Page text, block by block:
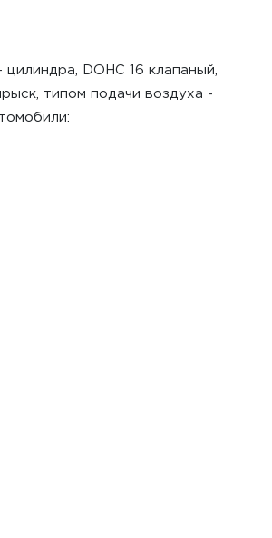
DOHC 16 клапаный,
типом подачи воздуха -